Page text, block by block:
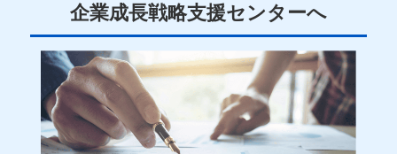
企業成長戦略支援センターへ